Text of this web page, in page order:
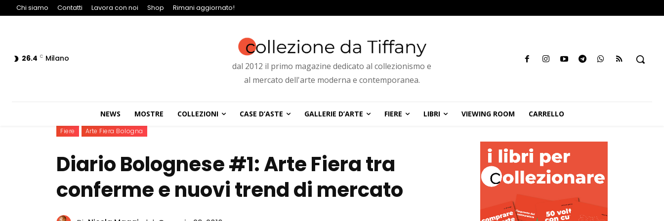
Chi siamo Contatti Lavora con noi Shop Rimani aggiornato!
26.4 C Milano
dal 2012 il primo magazine dedicato al collezionismo e
al mercato dell'arte moderna e contemporanea.
NEWS MOSTRE COLLEZIONI CASE D’ASTE GALLERIE D’ARTE FIERE LIBRI VIEWING ROOM CARRELLO
Fiere Arte Fiera Bologna
Diario Bolognese #1: Arte Fiera tra
conferme e nuovi trend di mercato